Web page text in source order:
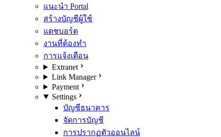
แนะนำ Portal
สร้างบัญชีผู้ใช้
แดชบอร์ด
งานที่ต้องทำ
การแจ้งเตือน
Extranet
Link Manager
Payment
Settings
บัญชีธนาคาร
จัดการบัญชี
การปรากฏตัวออนไลน์